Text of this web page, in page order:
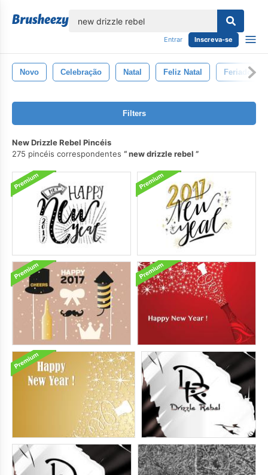
Entrar Inscreva-se
Novo Celebração Natal Feliz Natal Feriado
Filters
New Drizzle Rebel Pincéis
275 pincéis correspondentes
new drizzle rebel